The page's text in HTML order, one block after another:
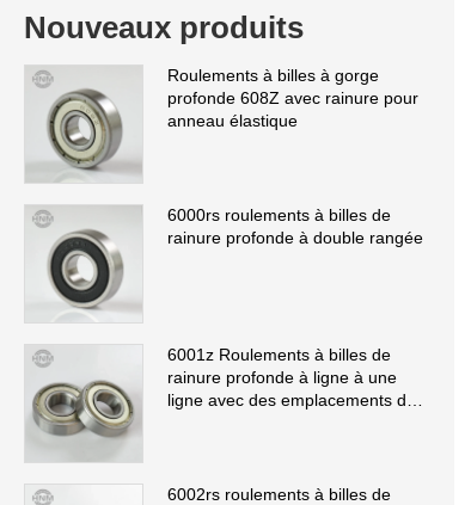
Nouveaux produits
Roulements à billes à gorge
profonde 608Z avec rainure pour
anneau élastique
6000rs roulements à billes de
rainure profonde à double rangée
6001z Roulements à billes de
rainure profonde à ligne à une
ligne avec des emplacements de
6002rs roulements à billes de